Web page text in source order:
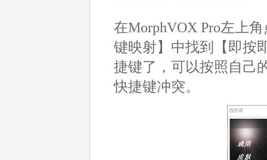
在MorphVOX Pro左上
键映射】中找到【即按
捷键了，可以按照自己
快捷键冲突。